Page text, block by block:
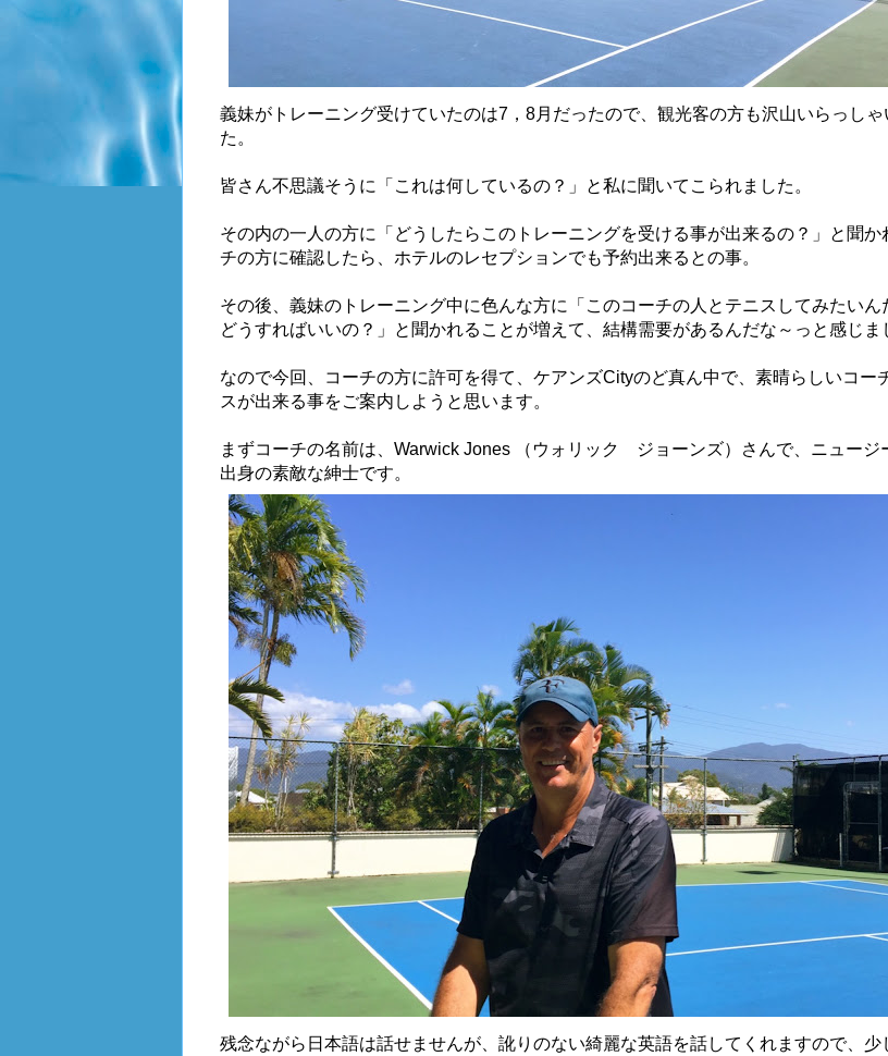
義妹がトレーニング受けていたのは7，8月だったので、観光客の方も沢山いらっしゃ
た。
皆さん不思議そうに「これは何しているの？」と私に聞いてこられました。
その内の一人の方に「どうしたらこのトレーニングを受ける事が出来るの？」と聞か
チの方に確認したら、ホテルのレセプションでも予約出来るとの事。
その後、義妹のトレーニング中に色んな方に「このコーチの人とテニスしてみたいん
どうすればいいの？」と聞かれることが増えて、結構需要があるんだな～っと感じま
なので今回、コーチの方に許可を得て、ケアンズCityのど真ん中で、素晴らしいコー
スが出来る事をご案内しようと思います。
まずコーチの名前は、Warwick Jones （ウォリック ジョーンズ）さんで、ニュージ
出身の素敵な紳士です。
残念ながら日本語は話せませんが、訛りのない綺麗な英語を話してくれますので、少